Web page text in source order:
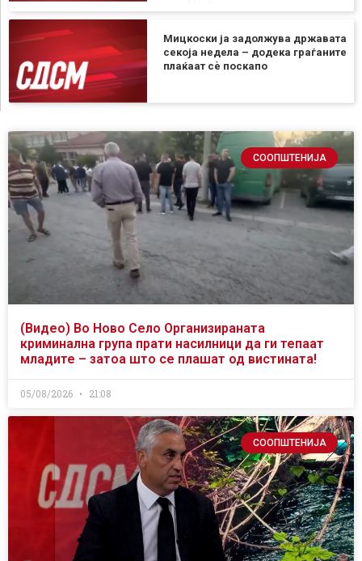
Мицкоски ја задолжува државата
секоја недела – додека граѓаните
плаќаат сѐ поскапо
СООПШТЕНИЈА
(Видео) Во Ново Село Организираната
криминална група прати насилници да ги тепаат
младите – затоа што се плашат од вистината!
05/08/2026 21:08
СООПШТЕНИЈА